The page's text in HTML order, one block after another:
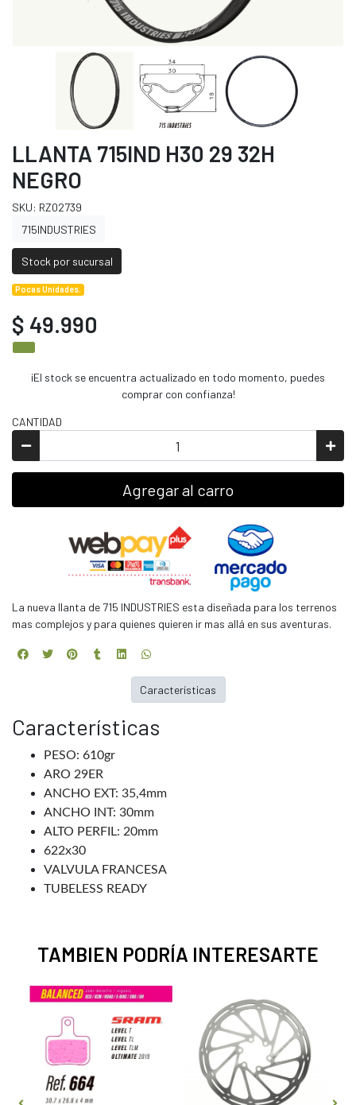
LLANTA 715IND H30 29 32H
NEGRO
SKU: RZ02739
715INDUSTRIES
Stock por sucursal
Pocas Unidades.
$ 49.990
¡El stock se encuentra actualizado en todo momento, puedes
comprar con confianza!
CANTIDAD
Agregar al carro
La nueva llanta de 715 INDUSTRIES esta diseñada para los terrenos
mas complejos y para quienes quieren ir mas allá en sus aventuras.
Características
PESO: 610gr
ARO 29ER
ANCHO EXT: 35,4mm
ANCHO INT: 30mm
ALTO PERFIL: 20mm
622x30
VALVULA FRANCESA
TUBELESS READY
Características
TAMBIEN PODRÍA INTERESARTE